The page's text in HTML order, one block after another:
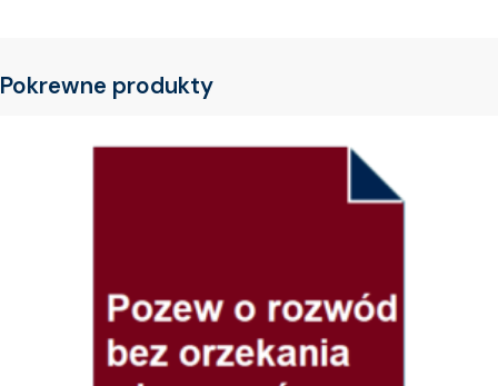
Pokrewne produkty